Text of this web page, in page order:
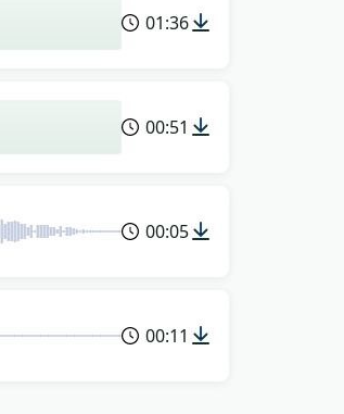
01:36
00:51
00:05
00:11